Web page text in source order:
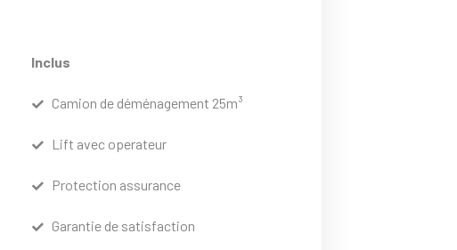
Inclus
Camion de déménagement 25m³
Lift avec operateur
Protection assurance
Garantie de satisfaction